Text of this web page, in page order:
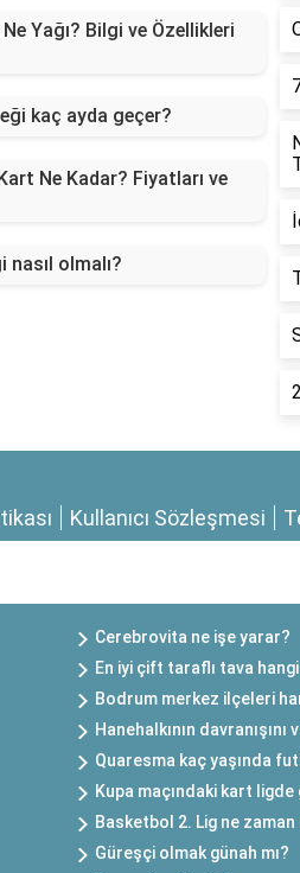
Yağı? Bilgi ve Özellikleri
kaç ayda geçer?
Ne Kadar? Fiyatları ve
nasıl olmalı?
Kullanıcı Sözleşmesi
Cerebrovita ne işe yarar?
En iyi çift taraflı tava
Bodrum merkez ilçeleri
Hanehalkının
Quaresma kaç yaşında
Kupa maçındaki kart
Basketbol 2. Lig ne
Güreşçi olmak günah mı?